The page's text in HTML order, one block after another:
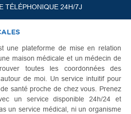
TÉLÉPHONIQUE 24H/7J
une plateforme de mise en relation
maison médicale et un médecin de
toutes les coordonnées des
de moi. Un service intuitif pour
santé proche de chez vous. Prenez
un service disponible 24h/24 et
un service médical, ni un organisme